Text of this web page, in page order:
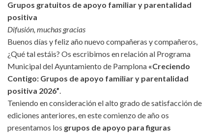
Grupos gratuitos de apoyo familiar y parentalidad
positiva
Difusión, muchas gracias
Buenos días y feliz año nuevo compañeras y compañeros,
¿Qué tal estáis? Os escribimos en relación al Programa
Municipal del Ayuntamiento de Pamplona «Creciendo
Contigo: Grupos de apoyo familiar y parentalidad
positiva 2026”.
Teniendo en consideración el alto grado de satisfacción de
ediciones anteriores, en este comienzo de año os
presentamos los grupos de apoyo para figuras